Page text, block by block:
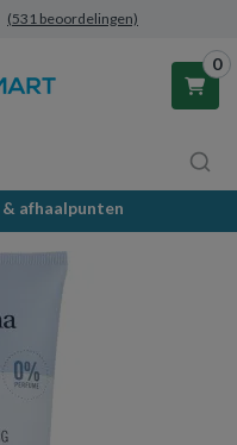
(531 beoordelingen)
0
is leeg.
afhaalpunten